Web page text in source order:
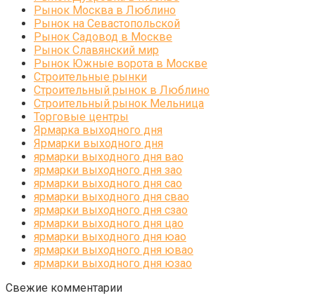
Рынок Москва в Люблино
Рынок на Севастопольской
Рынок Садовод в Москве
Рынок Славянский мир
Рынок Южные ворота в Москве
Строительные рынки
Строительный рынок в Люблино
Строительный рынок Мельница
Торговые центры
Ярмарка выходного дня
Ярмарки выходного дня
ярмарки выходного дня вао
ярмарки выходного дня зао
ярмарки выходного дня сао
ярмарки выходного дня свао
ярмарки выходного дня сзао
ярмарки выходного дня цао
ярмарки выходного дня юао
ярмарки выходного дня ювао
ярмарки выходного дня юзао
Свежие комментарии